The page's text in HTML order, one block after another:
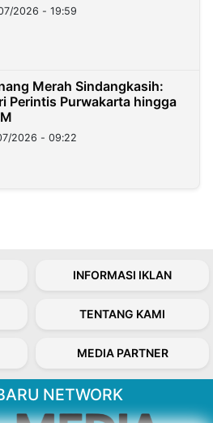
2026 - 19:59
Merah Sindangkasih:
Perintis Purwakarta hingga
2026 - 09:22
INFORMASI IKLAN
TENTANG KAMI
MEDIA PARTNER
NETWORK